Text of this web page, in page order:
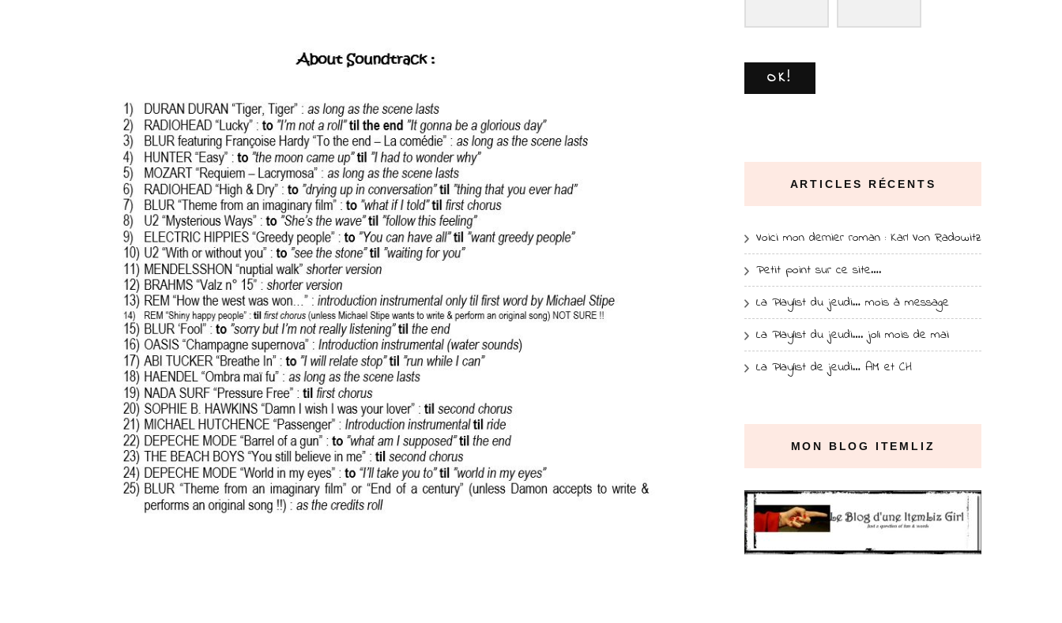
OK!
ARTICLES RÉCENTS
Voici mon dernier roman : Karl Von Radowitz
Petit point sur ce site….
La Playlist du jeudi… mois à message
La Playlist du jeudi…. joli mois de mai
La Playlist de jeudi… AM et CH
MON BLOG ITEMLIZ